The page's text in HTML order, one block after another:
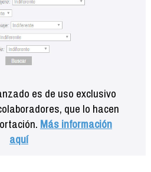
es de uso exclusivo
que lo hacen
Más información
aquí